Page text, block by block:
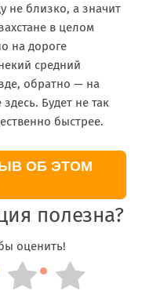
не близко, а значит
в целом
на дороге
средний
обратно — на
Будет не так
быстрее.
ОБ ЭТОМ
полезна?
оценить!